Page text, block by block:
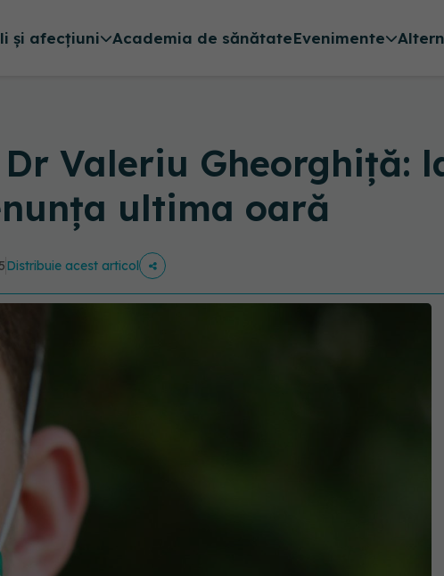
și afecțiuni Academia de sănătateEvenimente
Valeriu Gheorghiță:
ultima oară
Distribuie acest articol